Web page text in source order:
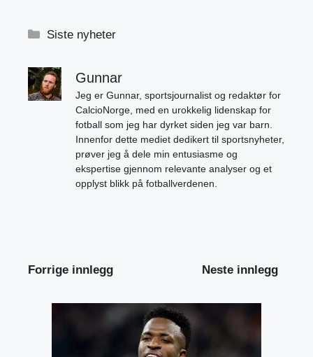
Kategorier
Siste nyheter
Gunnar
Jeg er Gunnar, sportsjournalist og redaktør for
CalcioNorge, med en urokkelig lidenskap for
fotball som jeg har dyrket siden jeg var barn.
Innenfor dette mediet dedikert til sportsnyheter,
prøver jeg å dele min entusiasme og
ekspertise gjennom relevante analyser og et
opplyst blikk på fotballverdenen.
Forrige innlegg Neste innlegg